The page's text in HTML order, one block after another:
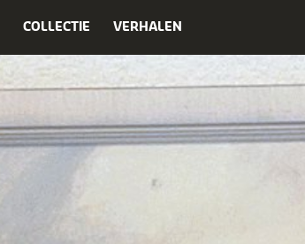
COLLECTIE VERHALEN